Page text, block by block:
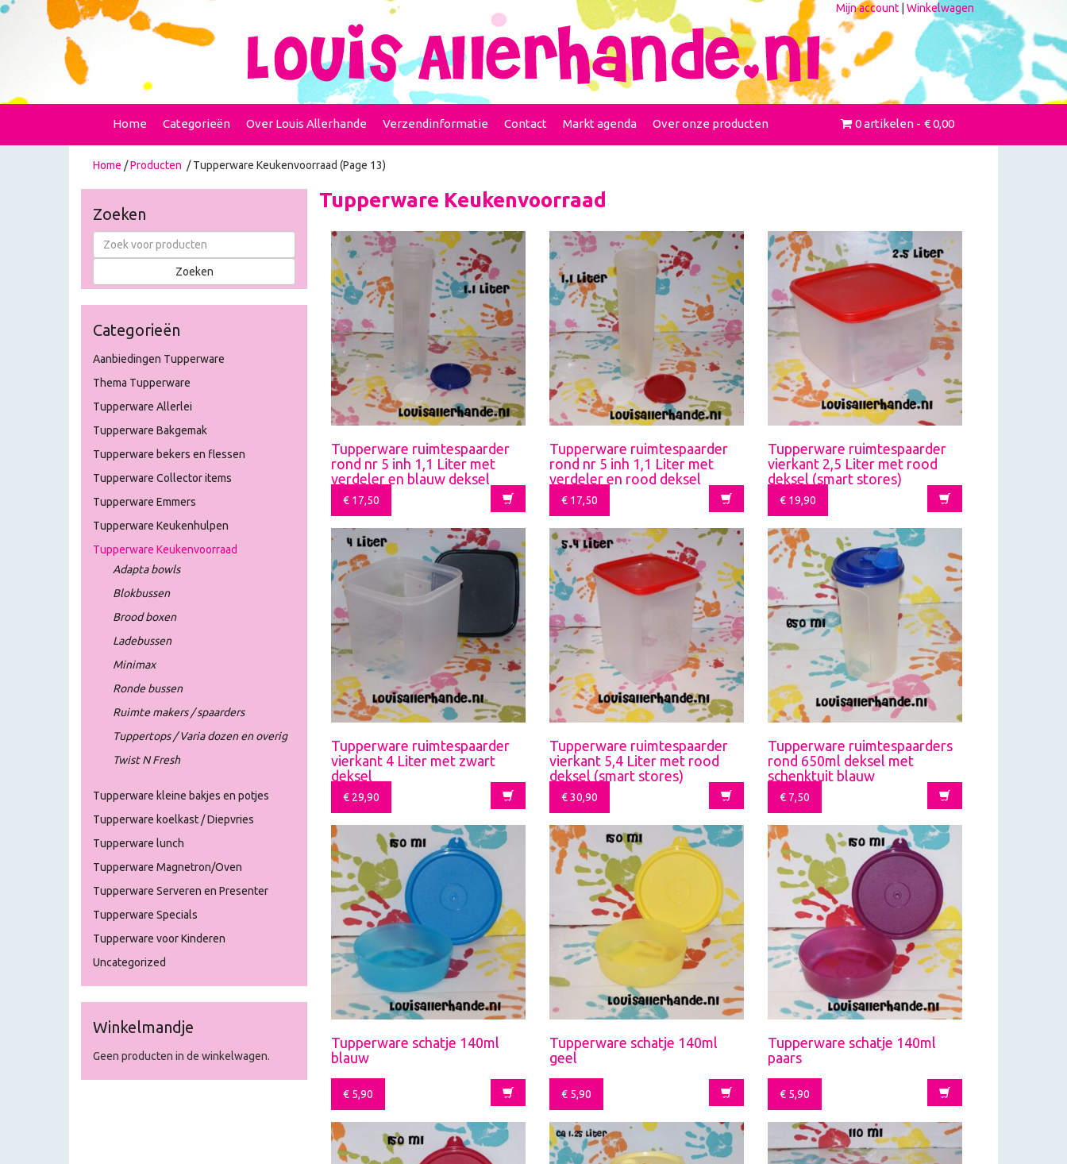
Mijn account Winkelwagen
Home Categorieën Over Louis Allerhande Verzendinformatie Contact Markt agenda Over onze producten 0 artikelen € 0,00
Home /Producten / Tupperware Keukenvoorraad (Page 13)
Zoeken
Categorieën
Aanbiedingen Tupperware
Thema Tupperware
Tupperware Allerlei
Tupperware Bakgemak
Tupperware bekers en flessen
Tupperware Collector items
Tupperware Emmers
Tupperware Keukenhulpen
Tupperware Keukenvoorraad
Adapta bowls
Blokbussen
Brood boxen
Ladebussen
Minimax
Ronde bussen
Ruimte makers / spaarders
Tuppertops / Varia dozen en overig
Twist N Fresh
Tupperware kleine bakjes en potjes
Tupperware koelkast / Diepvries
Tupperware lunch
Tupperware Magnetron/Oven
Tupperware Serveren en Presenter
Tupperware Specials
Tupperware voor Kinderen
Uncategorized
Winkelmandje
Geen producten in de winkelwagen.
Tupperware Keukenvoorraad
Tupperware ruimtespaarder
rond nr 5 inh 1,1 Liter met
verdeler en blauw deksel
€ 17,50
Tupperware ruimtespaarder
rond nr 5 inh 1,1 Liter met
verdeler en rood deksel
€17,50
Tupperware ruimtespaarder
vierkant 2,5 Liter met rood
deksel (smart stores)
€19,90
Tupperware ruimtespaarder
vierkant 4 Liter met zwart
deksel
€ 29,90
Tupperware ruimtespaarder
vierkant 5,4 Liter met rood
deksel (smart stores)
€30,90
Tupperware ruimtespaarders
rond 650ml deksel met
schenktuit blauw
€7,50
Tupperware schatje 140ml
blauw
€ 5,90
Tupperware schatje 140ml
geel
€5,90
Tupperware schatje 140ml
paars
€5,90